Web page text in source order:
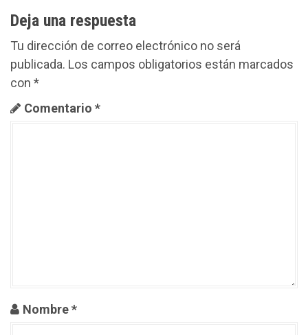
Deja una respuesta
Tu dirección de correo electrónico no será
publicada. Los campos obligatorios están marcados
con *
Comentario *
Nombre*